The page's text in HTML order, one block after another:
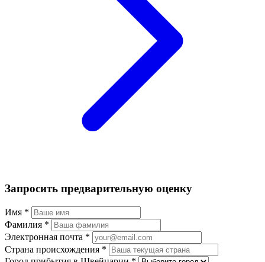
Запросить предварительную оценку
Имя *
Фамилия *
Электронная почта *
Страна происхождения *